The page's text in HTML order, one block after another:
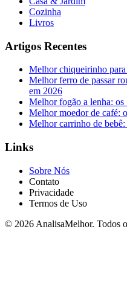
Cozinha
Livros
Artigos Recentes
Melhor chiqueirinho
Melhor ferro de passar
em 2026
Melhor fogão a lenha: os
Melhor moedor de café:
Melhor carrinho de
Links
Sobre Nós
Contato
Privacidade
Termos de Uso
© 2026 AnalisaMelhor. Todos